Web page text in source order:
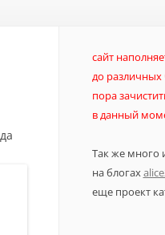
сайт
до различных
пора
в данный
Так же много
на блогах
еще проект